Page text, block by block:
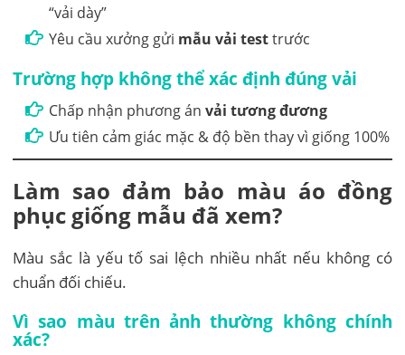
“vải dày”
Yêu cầu xưởng gửi mẫu vải testtrước
Trường hợp không thể xác định đúng vải
Chấp nhận phương ánvải tương đương
Ưu tiên cảm giác mặc & độ bền thay vì giống 100%
Làm sao đảm bảo màu áo đồng
phục giống mẫu đã xem?
Màu sắc là yếu tố sai lệch nhiều nhất nếu không có
chuẩn đối chiếu.
Vì sao màu trên ảnh thường không chính
xác?